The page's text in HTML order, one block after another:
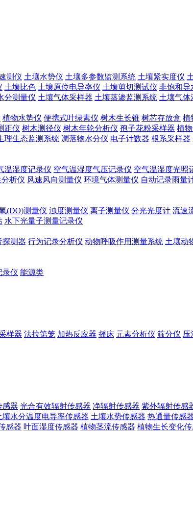
测仪 土壤水势仪 土壤多参数监测系统 土壤紧实度仪
土壤比色 土壤原位电导率仪 土壤剪切测试仪 非饱和导
分测量仪 土壤气体采样器 土壤蒸渗监测系统 土壤气体
植物水势仪 便携式叶绿素仪 树木生长锥 树芯存放盒 植
距仪 树木测径仪 树木年轮分析仪 孢子花粉采样器 植
理生态监测系统 凋落物水分仪 电子计数器 根系采样器
温湿度记录仪 空气温湿度气压记录仪 空气温湿度光照
析仪 风速风向测量仪 环境气体测量仪 自动记录雨量
(DO)测量仪 浊度测量仪 离子测量仪 分光光度计 流速
水下光量子测量记录仪
探测器 行为记录分析仪 动物呼吸作用测量系统 土壤动
录仪 能源类
样器 法拉第笼 加热反应器 摇床 元素分析仪 筛分仪 压
感器 光合有效辐射传感器 净辐射传感器 紫外辐射传感
壤水分温度电导率传感器 土壤水势传感器 热通量传感
感器 叶面湿度传感器 植物茎流传感器 植物生长变化